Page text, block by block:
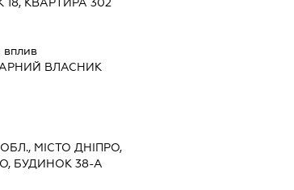
вплив
ВЛАСНИК
МІСТО ДНІПРО,
БУДИНОК 38-А